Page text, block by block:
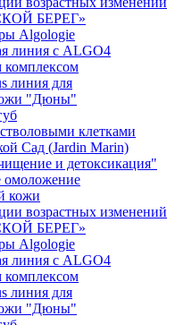
БЕРЕГ»
Algologie
линия с ALGO4
комплексом
линия для
"Дюны"
клетками
Сад (Jardin Marin)
и детоксикация"
омоложение
кожи
возрастных изменений
БЕРЕГ»
Algologie
линия с ALGO4
комплексом
линия для
"Дюны"